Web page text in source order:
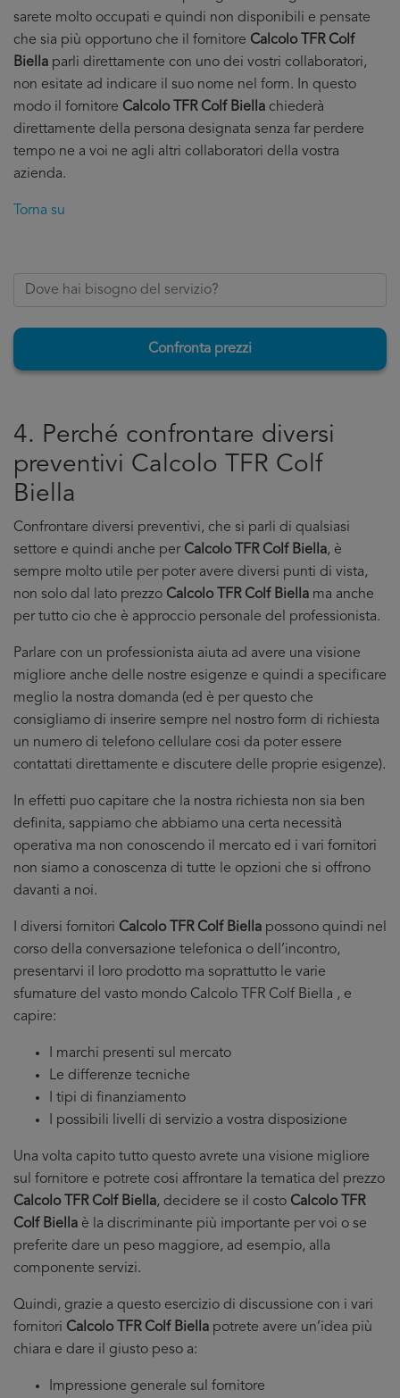
sarete molto occupati e quindi non disponibili e pensate
che sia più opportuno che il fornitore Calcolo TFR Colf
Biella parli direttamente con uno dei vostri collaboratori,
non esitate ad indicare il suo nome nel form. In questo
modo il fornitore Calcolo TFR Colf Biella chiederà
direttamente della persona designata senza far perdere
tempo ne a voi ne agli altri collaboratori della vostra
azienda.
Torna su
Confronta prezzi
4. Perché confrontare diversi
preventivi Calcolo TFR Colf
Biella
Confrontare diversi preventivi, che si parli di qualsiasi
settore e quindi anche per Calcolo TFR Colf Biella, è
sempre molto utile per poter avere diversi punti di vista,
non solo dal lato prezzo Calcolo TFR Colf Biella ma anche
per tutto cio che è approccio personale del professionista.
Parlare con un professionista aiuta ad avere una visione
migliore anche delle nostre esigenze e quindi a specificare
meglio la nostra domanda (ed è per questo che
consigliamo di inserire sempre nel nostro form di richiesta
un numero di telefono cellulare cosi da poter essere
contattati direttamente e discutere delle proprie esigenze).
In effetti puo capitare che la nostra richiesta non sia ben
definita, sappiamo che abbiamo una certa necessità
operativa ma non conoscendo il mercato ed i vari fornitori
non siamo a conoscenza di tutte le opzioni che si offrono
davanti a noi.
I diversi fornitori Calcolo TFR Colf Biella possono quindi nel
corso della conversazione telefonica o dell’incontro,
presentarvi il loro prodotto ma soprattutto le varie
sfumature del vasto mondo Calcolo TFR Colf Biella , e
capire:
I marchi presenti sul mercato
Le differenze tecniche
I tipi di finanziamento
I possibili livelli di servizio a vostra disposizione
Una volta capito tutto questo avrete una visione migliore
sul fornitore e potrete cosi affrontare la tematica del prezzo
Calcolo TFR Colf Biella, decidere se il costo Calcolo TFR
Colf Biella è la discriminante più importante per voi o se
preferite dare un peso maggiore, ad esempio, alla
componente servizi.
Quindi, grazie a questo esercizio di discussione con i vari
fornitori Calcolo TFR Colf Biella potrete avere un’idea più
chiara e dare il giusto peso a:
Impressione generale sul fornitore